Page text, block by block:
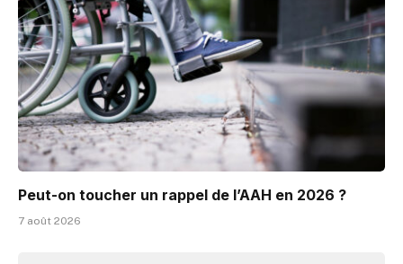
Peut-on toucher un rappel de l’AAH en 2026 ?
7 août 2026